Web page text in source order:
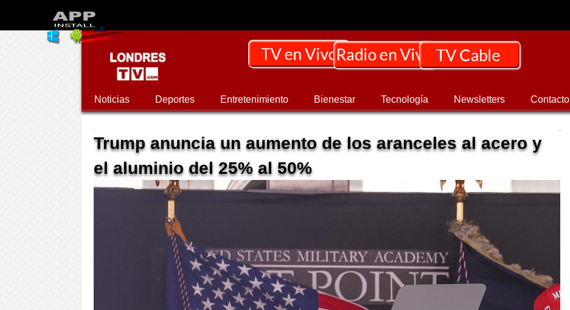
Noticias Deportes Entretenimiento Bienestar Tecnología Newsletters Contacto
Trump anuncia un aumento de los aranceles al acero y
el aluminio del 25% al 50%